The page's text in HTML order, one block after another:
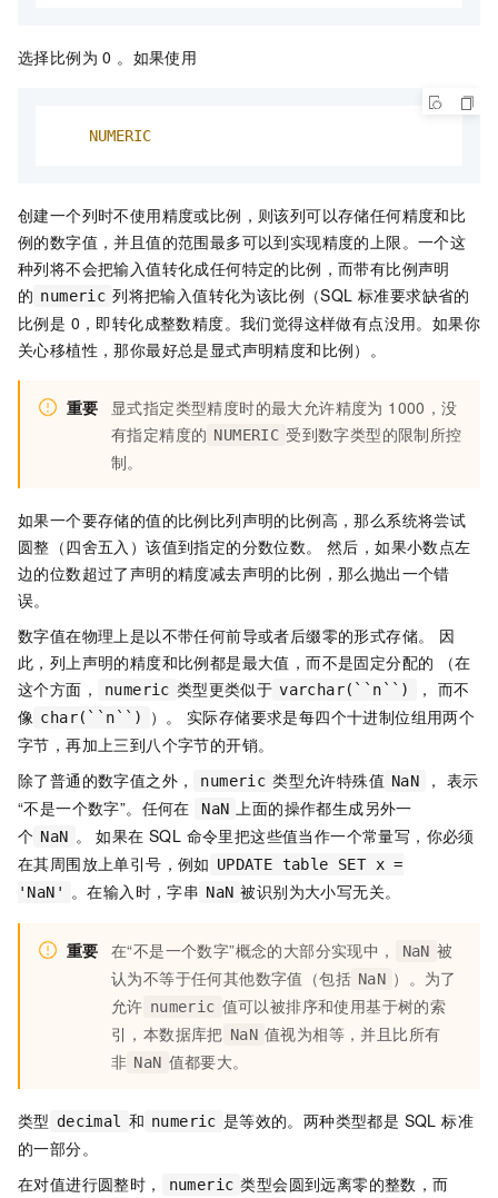
选择比例为 0 。如果使用
NUMERIC
创建一个列时不使用精度或比例，则该列可以存储任何精度和比
例的数字值，并且值的范围最多可以到实现精度的上限。一个这
种列将不会把输入值转化成任何特定的比例，而带有比例声明
的 numeric 列将把输入值转化为该比例（SQL 标准要求缺省的
比例是 0，即转化成整数精度。我们觉得这样做有点没用。如果你
关心移植性，那你最好总是显式声明精度和比例）。
重要
显式指定类型精度时的最大允许精度为 1000，没
有指定精度的 NUMERIC 受到数字类型的限制所控
制。
如果一个要存储的值的比例比列声明的比例高，那么系统将尝试
圆整（四舍五入）该值到指定的分数位数。 然后，如果小数点左
边的位数超过了声明的精度减去声明的比例，那么抛出一个错
误。
数字值在物理上是以不带任何前导或者后缀零的形式存储。 因
此，列上声明的精度和比例都是最大值，而不是固定分配的 （在
这个方面，
numeric 类型更类似于 varchar(``n``)
， 而不
像 char(``n``)
）。 实际存储要求是每四个十进制位组用两个
字节，再加上三到八个字节的开销。
除了普通的数字值之外，
numeric 类型允许特殊值 NaN
， 表示
“不是一个数字”。任何在
NaN 上面的操作都生成另外一
个 NaN 。 如果在 SQL 命令里把这些值当作一个常量写，你必须
在其周围放上单引号，例如 UPDATE table SET x =
'NaN'
。在输入时，字串 NaN 被识别为大小写无关。
重要 在“不是一个数字”概念的大部分实现中， NaN 被
认为不等于任何其他数字值（包括 NaN ）。为了
允许 numeric 值可以被排序和使用基于树的索
引，本数据库把 NaN 值视为相等，并且比所有
非 NaN 值都要大。
类型 decimal 和 numeric 是等效的。两种类型都是 SQL 标准
的一部分。
在对值进行圆整时，
numeric 类型会圆到远离零的整数，而